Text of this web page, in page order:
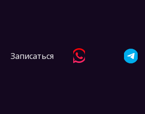
Записаться